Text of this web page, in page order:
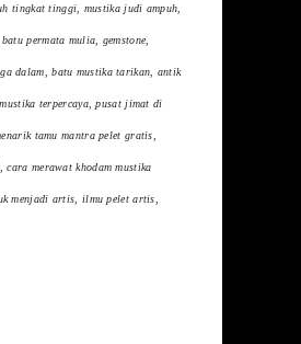
tingkat tinggi, mustika judi ampuh,
permata mulia, gemstone,
dalam, batu mustika tarikan, antik
terpercaya, pusat jimat di
tamu mantra pelet gratis,
merawat khodam mustika
menjadi artis, ilmu pelet artis,